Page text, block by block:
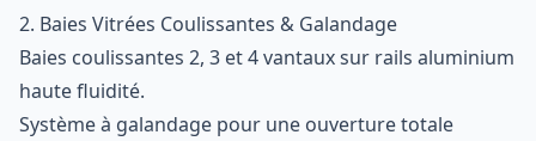
2. Baies Vitrées Coulissantes & Galandage
Baies coulissantes 2, 3 et 4 vantaux sur rails aluminium
haute fluidité.
Système à galandage pour une ouverture totale